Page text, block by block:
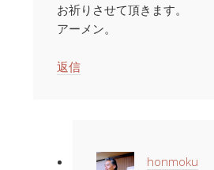
お祈りさせて頂きます。
アーメン。
返信
honmoku